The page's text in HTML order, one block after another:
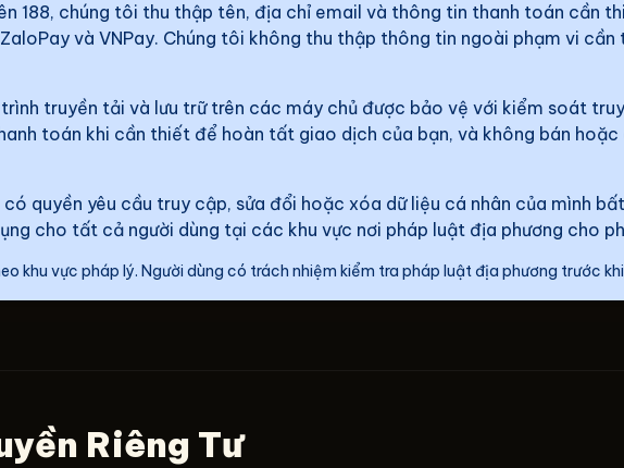
188, chúng tôi thu thập tên, địa chỉ email và thông tin thanh toán cần
và VNPay. Chúng tôi không thu thập thông tin ngoài phạm vi
truyền tải và lưu trữ trên các máy chủ được bảo vệ với kiểm soát
toán khi cần thiết để hoàn tất giao dịch của bạn, và không bán
quyền yêu cầu truy cập, sửa đổi hoặc xóa dữ liệu cá nhân của mình
cho tất cả người dùng tại các khu vực nơi pháp luật địa phương cho
khu vực pháp lý. Người dùng có trách nhiệm kiểm tra pháp luật địa phương trước
Riêng Tư